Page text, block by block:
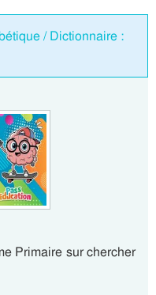
/ Dictionnaire :
Primaire sur chercher